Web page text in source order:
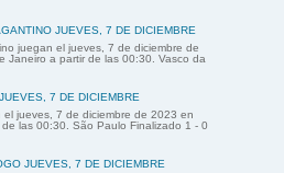
JUEVES, 7 DE DICIEMBRE
juegan el jueves, 7 de diciembre de
Janeiro a partir de las 00:30. Vasco da
7 DE DICIEMBRE
jueves, 7 de diciembre de 2023 en
las 00:30. São Paulo Finalizado 1 - 0
JUEVES, 7 DE DICIEMBRE